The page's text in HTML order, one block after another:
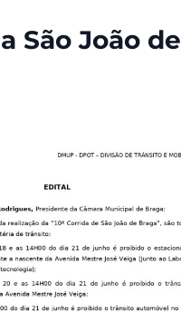
São João de